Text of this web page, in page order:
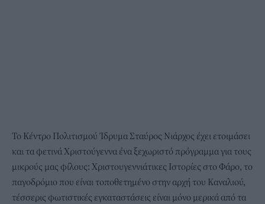
Το Κέντρο Πολιτισμού Ίδρυμα Σταύρος Νιάρχος έχει ετοιμάσει
και τα φετινά Χριστούγεννα ένα ξεχωριστό πρόγραμμα για τους
μικρούς μας φίλους: Χριστουγεννιάτικες Ιστορίες στο Φάρο, το
παγοδρόμιο που είναι τοποθετημένο στην αρχή του Καναλιού,
τέσσερις φωτιστικές εγκαταστάσεις είναι μόνο μερικά από τα